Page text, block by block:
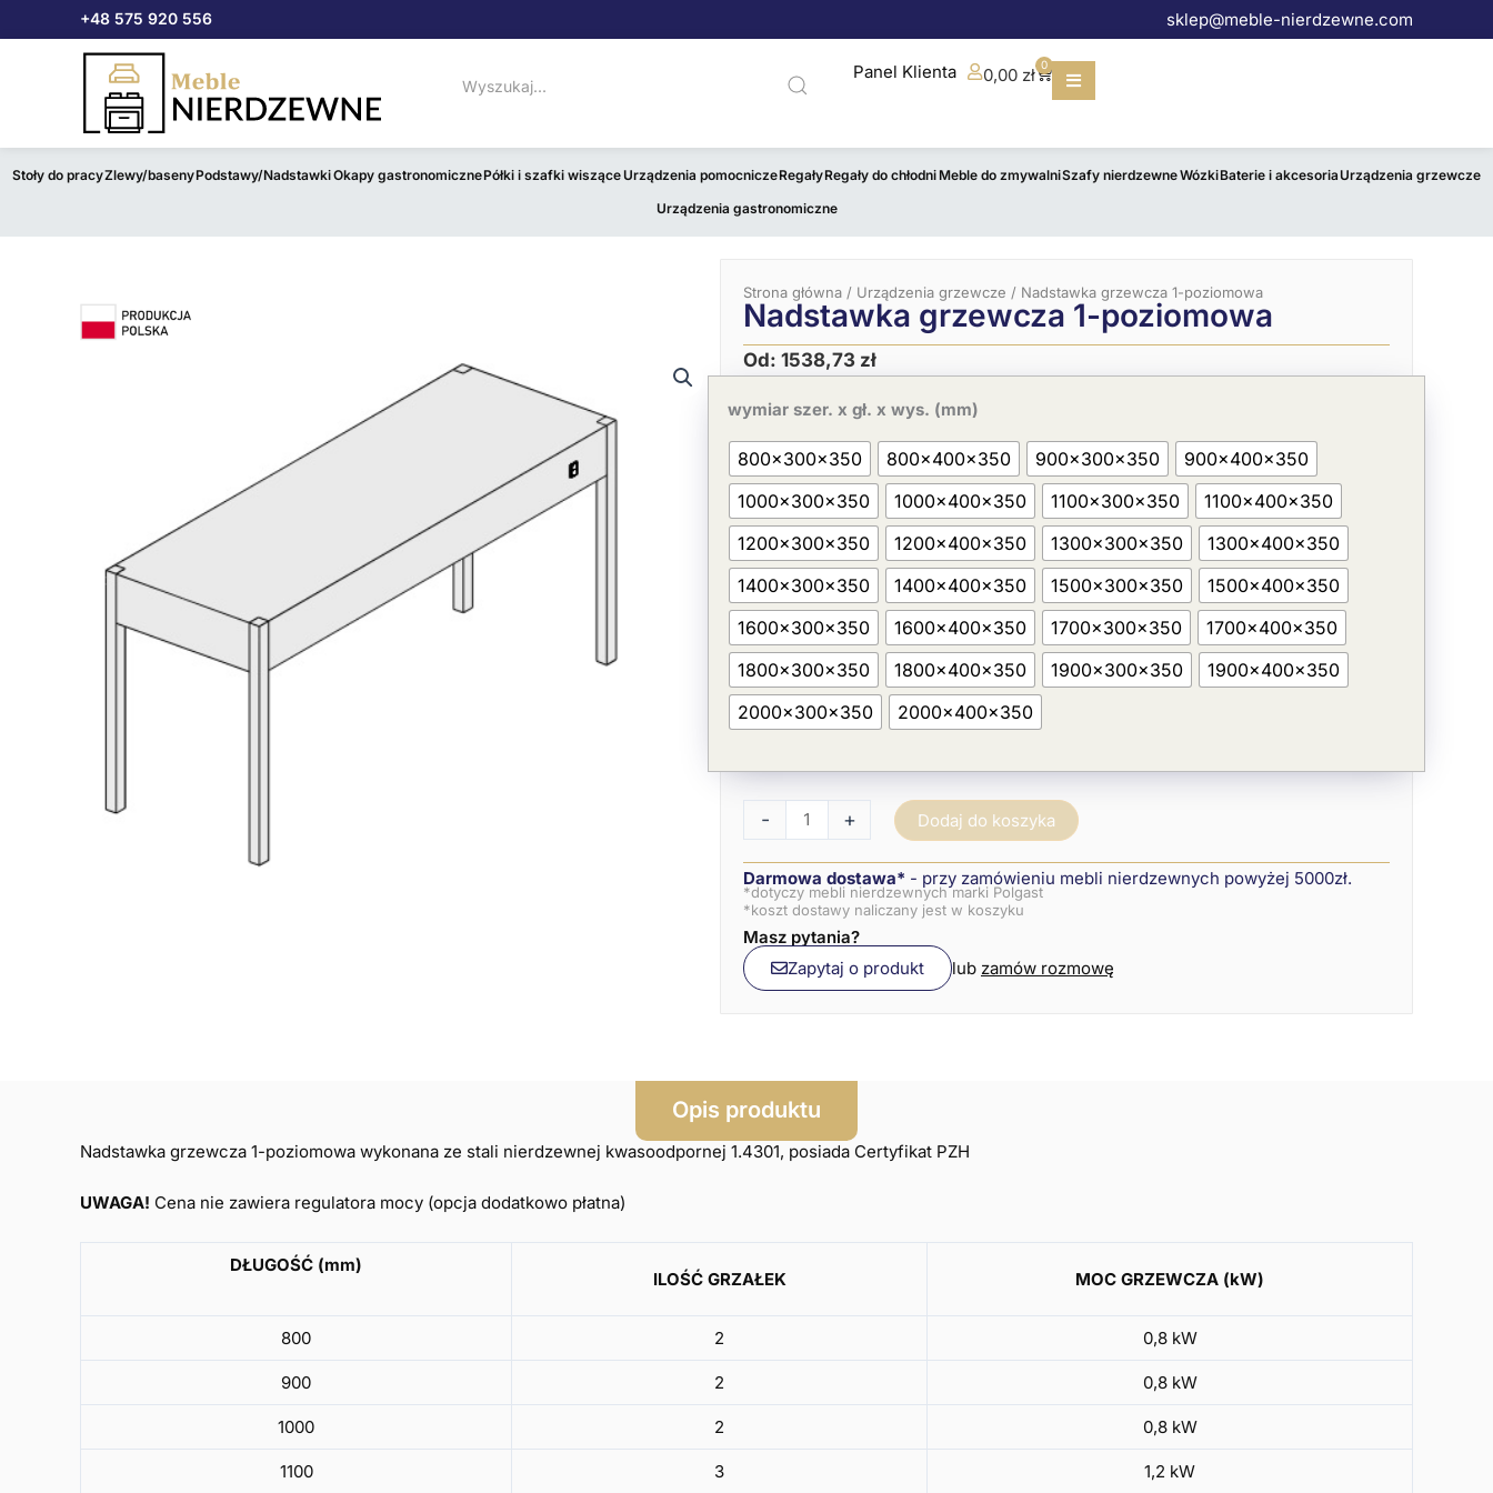
+48 575 920 556 sklep@meble-nierdzewne.com
Panel Klienta 0,00 zł
0
Wózek
Stoły do pracyZlewy/basenyPodstawy/NadstawkiOkapy gastronomicznePółki i szafki wisząceUrządzenia pomocniczeRegałyRegały do chłodniMeble do zmywalniSzafy nierdzewneWózkiBaterie i akcesoriaUrządzenia grzewcze
Urządzenia gastronomiczne
Strona główna / Urządzenia grzewcze / Nadstawka grzewcza 1-poziomowa
Nadstawka grzewcza 1-poziomowa
Od: 1538,73 zł
wymiar szer. x gł. x wys. (mm)
800x300x350 800x400x350 900x300x350
900x400x350
1000x300x350
1000x400x350 1100x300x350
1100x400x350
1200x300x350
1200x400x350 1300x300x350
1300x400x350
1400x300x350
1400x400x350 1500x300x350
1500x400x350
1600x300x350
1600x400x350 1700x300x350
1700x400x350
1800x300x350
1800x400x350 1900x300x350
1900x400x350
2000x300x350
2000x400x350
-
Nadstawka
1-
poziomowa
+ Dodaj do koszyka
Darmowa dostawa* - przy zamówieniu mebli nierdzewnych powyżej 5000zł.
*dotyczy mebli nierdzewnych marki Polgast
*koszt dostawy naliczany jest w koszyku
Masz pytania?
Zapytaj o produkt
lub zamów rozmowę
Opis produktu
Nadstawka grzewcza 1-poziomowa wykonana ze stali nierdzewnej kwasoodpornej 1.4301, posiada Certyfikat PZH
UWAGA! Cena nie zawiera regulatora mocy (opcja dodatkowo płatna)
DŁUGOŚĆ (mm)
ILOŚĆ GRZAŁEK MOC GRZEWCZA (kW)
800 2 0,8 kW
900 2 0,8 kW
1000 2 0,8 kW
1100 3 1,2 kW